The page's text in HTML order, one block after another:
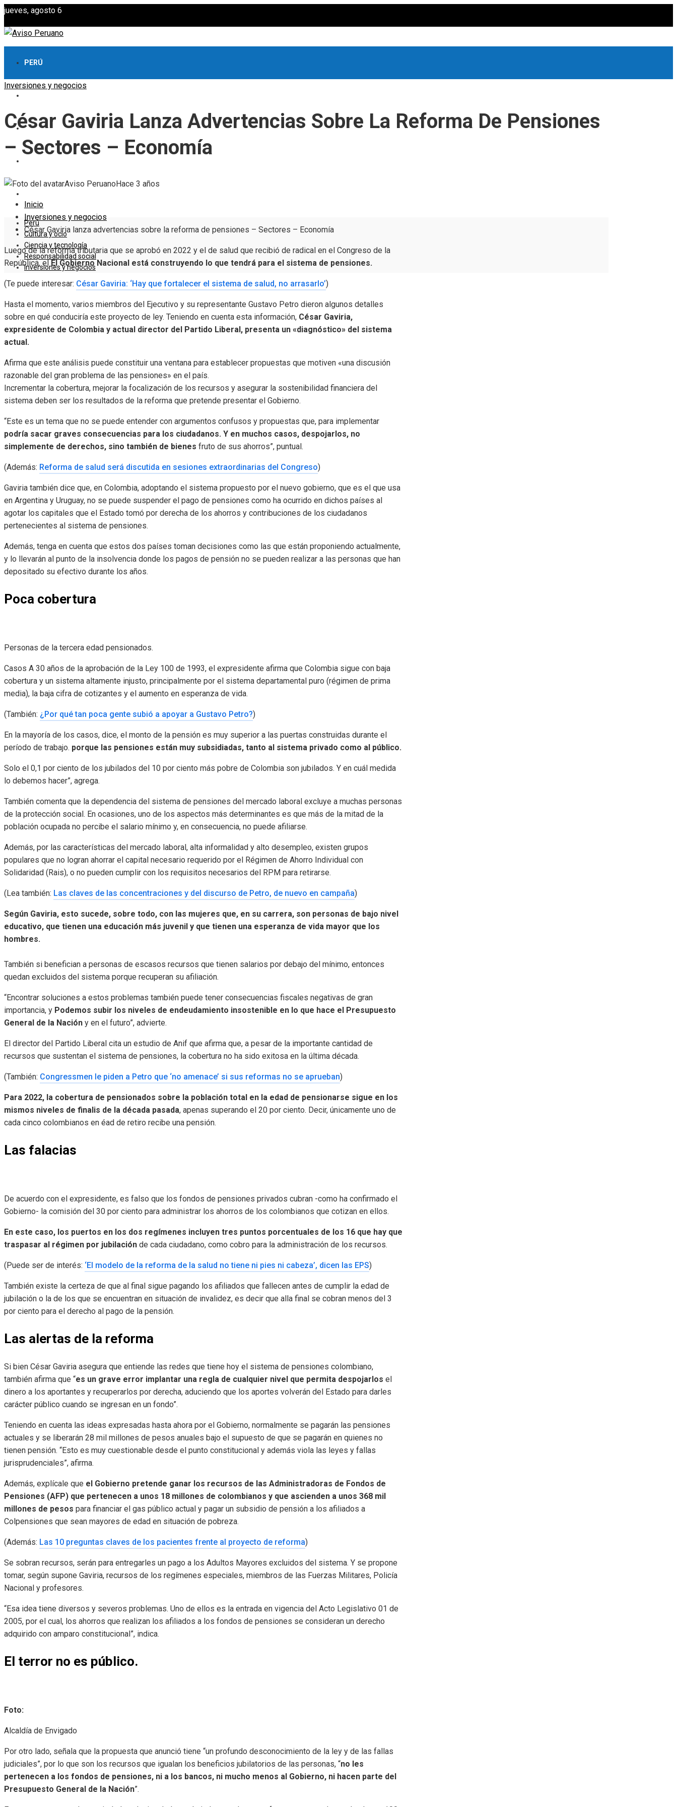
jueves, agosto 6
PERÚ
CIENCIA Y TECNOLOGÍA
Perú
Cultura y ocio
Ciencia y tecnología
Responsabilidad social
Inversiones y negocios
Inversiones y negocios
César Gaviria Lanza Advertencias Sobre La Reforma De Pensiones
– Sectores – Economía
Aviso Peruano Hace 3 años
Inicio
Inversiones y negocios
César Gaviria lanza advertencias sobre la reforma de pensiones – Sectores – Economía
Luego de la reforma tributaria que se aprobó en 2022 y el de salud que recibió de radical en el Congreso de la
República, el
El Gobierno Nacional está construyendo lo que tendrá para el sistema de pensiones.
(Te puede interesar: César Gaviria: ‘Hay que fortalecer el sistema de salud, no arrasarlo’)
Hasta el momento, varios miembros del Ejecutivo y su representante Gustavo Petro dieron algunos detalles
sobre en qué conduciría este proyecto de ley. Teniendo en cuenta esta información, César Gaviria,
expresidente de Colombia y actual director del Partido Liberal, presenta un «diagnóstico» del sistema
actual.
Afirma que este análisis puede constituir una ventana para establecer propuestas que motiven «una discusión
razonable del gran problema de las pensiones» en el país.
Incrementar la cobertura, mejorar la focalización de los recursos y asegurar la sostenibilidad financiera del
sistema deben ser los resultados de la reforma que pretende presentar el Gobierno.
“Este es un tema que no se puede entender con argumentos confusos y propuestas que, para implementar
podría sacar graves consecuencias para los ciudadanos. Y en muchos casos, despojarlos, no
simplemente de derechos, sino también de bienes fruto de sus ahorros”, puntual.
(Además: Reforma de salud será discutida en sesiones extraordinarias del Congreso)
Gaviria también dice que, en Colombia, adoptando el sistema propuesto por el nuevo gobierno, que es el que usa
en Argentina y Uruguay, no se puede suspender el pago de pensiones como ha ocurrido en dichos países al
agotar los capitales que el Estado tomó por derecha de los ahorros y contribuciones de los ciudadanos
pertenecientes al sistema de pensiones.
Además, tenga en cuenta que estos dos países toman decisiones como las que están proponiendo actualmente,
y lo llevarán al punto de la insolvencia donde los pagos de pensión no se pueden realizar a las personas que han
depositado su efectivo durante los años.
Poca cobertura
Personas de la tercera edad pensionados.
Casos A 30 años de la aprobación de la Ley 100 de 1993, el expresidente afirma que Colombia sigue con baja
cobertura y un sistema altamente injusto, principalmente por el sistema departamental puro (régimen de prima
media), la baja cifra de cotizantes y el aumento en esperanza de vida.
(También: ¿Por qué tan poca gente subió a apoyar a Gustavo Petro?)
En la mayoría de los casos, dice, el monto de la pensión es muy superior a las puertas construidas durante el
período de trabajo. porque las pensiones están muy subsidiadas, tanto al sistema privado como al público.
Solo el 0,1 por ciento de los jubilados del 10 por ciento más pobre de Colombia son jubilados. Y en cuál medida
lo debemos hacer”, agrega.
También comenta que la dependencia del sistema de pensiones del mercado laboral excluye a muchas personas
de la protección social. En ocasiones, uno de los aspectos más determinantes es que más de la mitad de la
población ocupada no percibe el salario mínimo y, en consecuencia, no puede afiliarse.
Además, por las características del mercado laboral, alta informalidad y alto desempleo, existen grupos
populares que no logran ahorrar el capital necesario requerido por el Régimen de Ahorro Individual con
Solidaridad (Rais), o no pueden cumplir con los requisitos necesarios del RPM para retirarse.
(Lea también: Las claves de las concentraciones y del discurso de Petro, de nuevo en campaña)
Según Gaviria, esto sucede, sobre todo, con las mujeres que, en su carrera, son personas de bajo nivel
educativo, que tienen una educación más juvenil y que tienen una esperanza de vida mayor que los
hombres.
También si benefician a personas de escasos recursos que tienen salarios por debajo del mínimo, entonces
quedan excluidos del sistema porque recuperan su afiliación.
“Encontrar soluciones a estos problemas también puede tener consecuencias fiscales negativas de gran
importancia, y Podemos subir los niveles de endeudamiento insostenible en lo que hace el Presupuesto
General de la Nación y en el futuro”, advierte.
El director del Partido Liberal cita un estudio de Anif que afirma que, a pesar de la importante cantidad de
recursos que sustentan el sistema de pensiones, la cobertura no ha sido exitosa en la última década.
(También: Congressmen le piden a Petro que ‘no amenace’ si sus reformas no se aprueban)
Para 2022, la cobertura de pensionados sobre la población total en la edad de pensionarse sigue en los
mismos niveles de finalis de la década pasada, apenas superando el 20 por ciento. Decir, únicamente uno de
cada cinco colombianos en éad de retiro recibe una pensión.
Las falacias
De acuerdo con el expresidente, es falso que los fondos de pensiones privados cubran -como ha confirmado el
Gobierno- la comisión del 30 por ciento para administrar los ahorros de los colombianos que cotizan en ellos.
En este caso, los puertos en los dos regímenes incluyen tres puntos porcentuales de los 16 que hay que
traspasar al régimen por jubilación de cada ciudadano, como cobro para la administración de los recursos.
(Puede ser de interés: ‘El modelo de la reforma de la salud no tiene ni pies ni cabeza’, dicen las EPS)
También existe la certeza de que al final sigue pagando los afiliados que fallecen antes de cumplir la edad de
jubilación o la de los que se encuentran en situación de invalidez, es decir que alla final se cobran menos del 3
por ciento para el derecho al pago de la pensión.
Las alertas de la reforma
Si bien César Gaviria asegura que entiende las redes que tiene hoy el sistema de pensiones colombiano,
también afirma que “es un grave error implantar una regla de cualquier nivel que permita despojarlos el
dinero a los aportantes y recuperarlos por derecha, aduciendo que los aportes volverán del Estado para darles
carácter público cuando se ingresan en un fondo”.
Teniendo en cuenta las ideas expresadas hasta ahora por el Gobierno, normalmente se pagarán las pensiones
actuales y se liberarán 28 mil millones de pesos anuales bajo el supuesto de que se pagarán en quienes no
tienen pensión. “Esto es muy cuestionable desde el punto constitucional y además viola las leyes y fallas
jurisprudenciales”, afirma.
Además, explícale que el Gobierno pretende ganar los recursos de las Administradoras de Fondos de
Pensiones (AFP) que pertenecen a unos 18 millones de colombianos y que ascienden a unos 368 mil
millones de pesos para financiar el gas público actual y pagar un subsidio de pensión a los afiliados a
Colpensiones que sean mayores de edad en situación de pobreza.
(Además: Las 10 preguntas claves de los pacientes frente al proyecto de reforma)
Se sobran recursos, serán para entregarles un pago a los Adultos Mayores excluidos del sistema. Y se propone
tomar, según supone Gaviria, recursos de los regímenes especiales, miembros de las Fuerzas Militares, Policía
Nacional y profesores.
“Esa idea tiene diversos y severos problemas. Uno de ellos es la entrada en vigencia del Acto Legislativo 01 de
2005, por el cual, los ahorros que realizan los afiliados a los fondos de pensiones se consideran un derecho
adquirido con amparo constitucional”, indica.
El terror no es público.
Foto:
Alcaldía de Envigado
Por otro lado, señala que la propuesta que anunció tiene “un profundo desconocimiento de la ley y de las fallas
judiciales”, por lo que son los recursos que igualan los beneficios jubilatorios de las personas, “no les
pertenecen a los fondos de pensiones, ni a los bancos, ni mucho menos al Gobierno, ni hacen parte del
Presupuesto General de la Nación”.